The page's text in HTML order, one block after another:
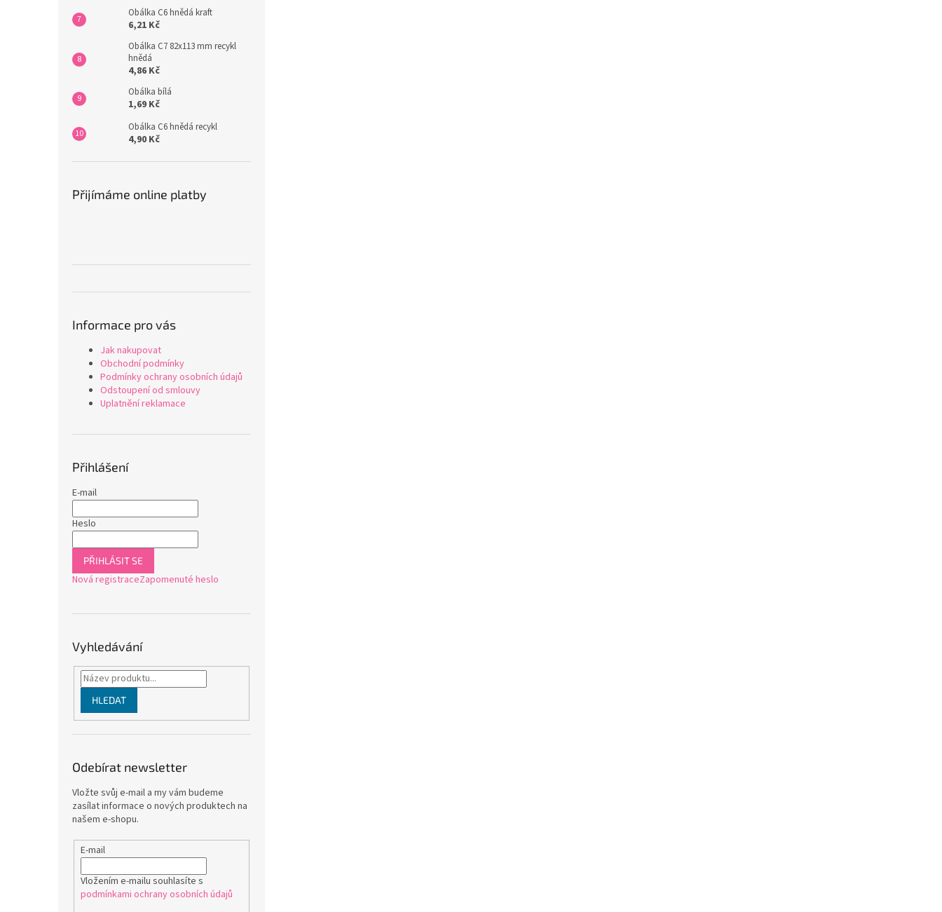
Obálka C6 hnědá kraft
6,21 Kč
Obálka C7 82x113 mm recykl
hnědá
4,86 Kč
Obálka bílá
1,69 Kč
Obálka C6 hnědá recykl
4,90 Kč
Přijímáme online platby
Informace pro vás
Jak nakupovat
Obchodní podmínky
Podmínky ochrany osobních údajů
Odstoupení od smlouvy
Uplatnění reklamace
Přihlášení
E-mail
Heslo
PŘIHLÁSIT SE
Nová registraceZapomenuté heslo
Vyhledávání
HLEDAT
Odebírat newsletter
Vložte svůj e-mail a my vám budeme
zasílat informace o nových produktech na
našem e-shopu.
E-mail
Vložením e-mailu souhlasíte s
podmínkami ochrany osobních údajů